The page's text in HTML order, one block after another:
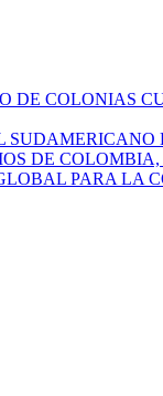
DE COLONIAS
SUDAMERICANO
DE
PARA